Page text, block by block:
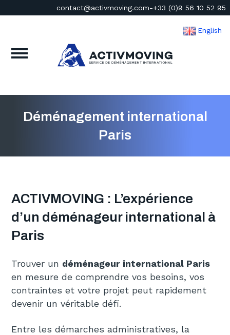
contact@activmoving.com-+33 (0)9 56 10 52 95
English
Déménagement international
Paris
ACTIVMOVING : L’expérience
d’un déménageur international à
Paris
Trouver un déménageur international Paris
en mesure de comprendre vos besoins, vos
contraintes et votre projet peut rapidement
devenir un véritable défi.
Entre les démarches administratives, la